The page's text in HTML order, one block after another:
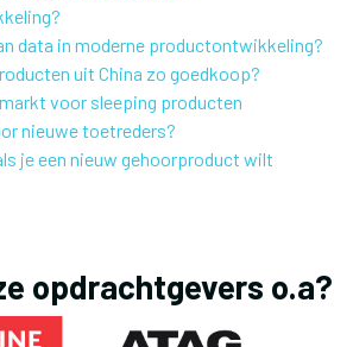
data in moderne productontwikkeling?
uit China zo goedkoop?
voor sleeping producten
nieuwe toetreders?
je een nieuw gehoorproduct wilt
opdrachtgevers o.a?